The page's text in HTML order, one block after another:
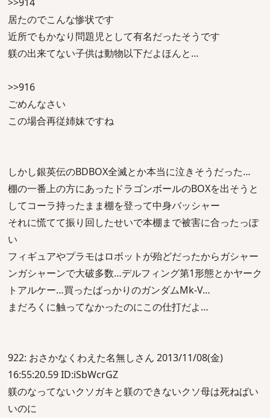
居たのでこんな惨状です
近所でもかなり問題児として有名だったそうです
躾の出来てない子供は動物以下だよほんと…
>>916
ごめんなさい
この場合再従姉妹ですね
しかし銀英伝のBDBOX全滅とか本当に泣きそうだった…
棚の一番上の方にあったドラゴンボールのBOXを出そうと
してコーラ持ったまま棚を登って中身バッシャー
それに慌てて振り回したせいで本棚まで被害に合ったっぽ
い
フィギュアやプラモはロボットが殆どだったからガシャー
ンガシャーンで大破多数…デルフィング第1形態とかヤーク
トアルケー…買ったばっかりのガンダムMk-V…
まだろくに触ってなかったのにこの仕打だよ…
922: おさかなくわえた名無しさん 2013/11/08(金)
16:55:20.59 ID:iSbWcrGZ
躾のなってないクソガキと躾のできないクソ母は死ねばい
いのに